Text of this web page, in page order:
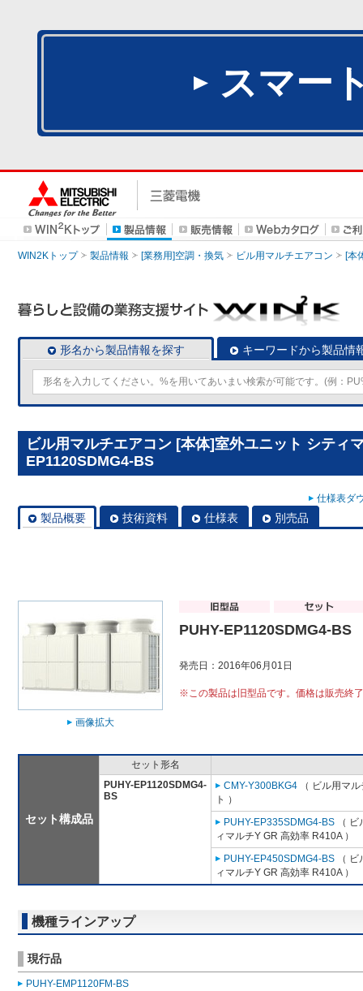
スマー
WIN2Kトップ 製品情報 [業務用]空調・換気 ビル用マルチエアコン [本
形名から製品情報を探す キーワードから製品情
ビル用マルチエアコン [本体]室外ユニット シティ
EP1120SDMG4-BS
仕様表ダ
製品概要 技術資料 仕様表 別売品
画像拡大
PUHY-EP1120SDMG4-BS
発売日：2016年06月01日
※この製品は旧型品です。価格は販売終
セット構成品
セット形名
PUHY-EP1120SDMG4-
BS
CMY-Y300BKG4 （ ビル用マ
ト ）
PUHY-EP335SDMG4-BS （
ィマルチY GR 高効率 R410A ）
PUHY-EP450SDMG4-BS （
ィマルチY GR 高効率 R410A ）
機種ラインアップ
現行品
PUHY-EMP1120FM-BS